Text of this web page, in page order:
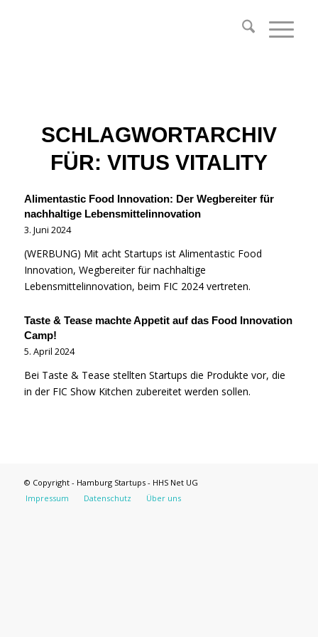
SCHLAGWORTARCHIV
FÜR: VITUS VITALITY
Alimentastic Food Innovation: Der Wegbereiter für
nachhaltige Lebensmittelinnovation
3. Juni 2024
(WERBUNG) Mit acht Startups ist Alimentastic Food
Innovation, Wegbereiter für nachhaltige
Lebensmittelinnovation, beim FIC 2024 vertreten.
Taste & Tease machte Appetit auf das Food Innovation
Camp!
5. April 2024
Bei Taste & Tease stellten Startups die Produkte vor, die
in der FIC Show Kitchen zubereitet werden sollen.
© Copyright - Hamburg Startups - HHS Net UG
Impressum
Datenschutz Über uns